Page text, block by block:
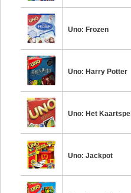
Uno: Frozen
Uno: Harry Potter
Uno: Het Kaartspel
Uno: Jackpot